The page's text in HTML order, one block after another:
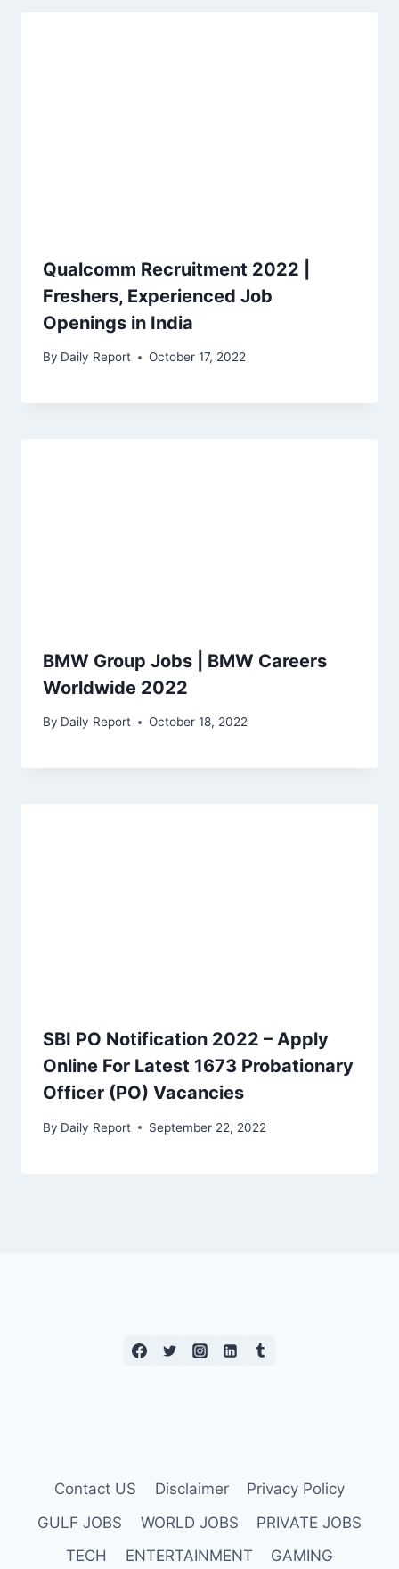
Qualcomm Recruitment 2022 |
Freshers, Experienced Job
Openings in India
By Daily Report October 17, 2022
BMW Group Jobs | BMW Careers
Worldwide 2022
By Daily Report October 18, 2022
SBI PO Notification 2022 – Apply
Online For Latest 1673 Probationary
Officer (PO) Vacancies
By Daily Report September 22, 2022
Contact US Disclaimer
Privacy Policy
GULF JOBS
WORLD JOBS
PRIVATE JOBS
TECH
ENTERTAINMENT GAMING